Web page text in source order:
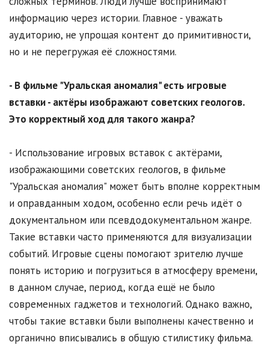
информацию через истории. Главное - уважать
аудиторию, не упрощая контент до примитивности,
но и не перегружая её сложностями.
- В фильме "Уральская аномалия" есть игровые
вставки - актёры изображают советских геологов.
Это корректный ход для такого жанра?
- Использование игровых вставок с актёрами,
изображающими советских геологов, в фильме
"Уральская аномалия" может быть вполне корректным
и оправданным ходом, особенно если речь идёт о
документальном или псевдодокументальном жанре.
Такие вставки часто применяются для визуализации
событий. Игровые сцены помогают зрителю лучше
понять историю и погрузиться в атмосферу времени,
в данном случае, период, когда ещё не было
современных гаджетов и технологий. Однако важно,
чтобы такие вставки были выполнены качественно и
органично вписывались в общую стилистику фильма.